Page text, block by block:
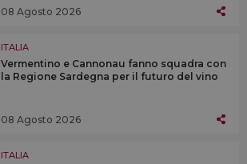
08 Agosto 2026
ITALIA
Vermentino e Cannonau fanno squadra con
la Regione Sardegna per il futuro del vino
08 Agosto 2026
ITALIA